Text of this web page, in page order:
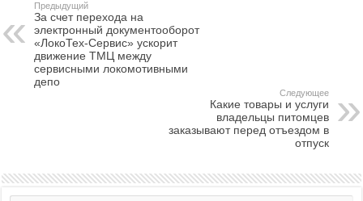
Предыдущий
За счет перехода на
электронный документооборот
«ЛокоТех-Сервис» ускорит
движение ТМЦ между
сервисными локомотивными
депо
Следующее
Какие товары и услуги
владельцы питомцев
заказывают перед отъездом в
отпуск